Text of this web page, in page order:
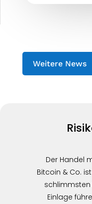
Weitere News
Der Handel
Bitcoin & Co.
schlimmsten
Einlage